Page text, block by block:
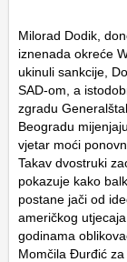
Milorad Dodik,
iznenada okreće
ukinuli sankcije,
SAD-om, a
zgradu
Beogradu
vjetar moći
Takav dvostruki
pokazuje kako
postane jači od
američkog
godinama
Momčila Đurđić za